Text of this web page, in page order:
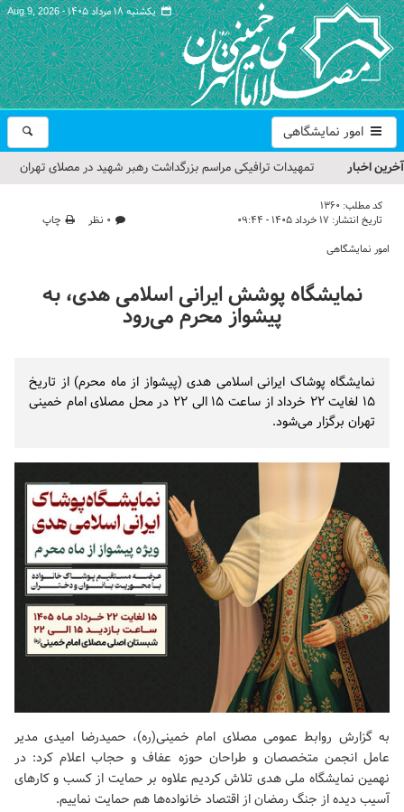
یکشنبه ۱۸ مرداد ۱۴۰۵ - Aug 9, 2026
امور نمایشگاهی
آخرین اخبار
تمهیدات ترافیکی مراسم بزرگداشت رهبر شهید در مصلای تهران
حجت‌الاسلام حاج علی‌اکبری؛ خطیب این هفته نماز جمعه تهران
معظم انقلاب
گزارش تصویری| مراسم نماز بر پیکر امام شهید انقلاب اسلامی ایران
کد مطلب: 1360
تاریخ انتشار: ۱۷ خرداد ۱۴۰۵ - ۰۹:۴۴ ۰ نظر
چاپ
امور نمایشگاهی
نمایشگاه پوشش ایرانی اسلامی هدی، به
پیشواز محرم می‌رود
نمایشگاه پوشاک ایرانی اسلامی هدی (پیشواز از ماه محرم) از تاریخ
۱۵ لغایت ۲۲ خرداد از ساعت ۱۵ الی ۲۲ در محل مصلای امام خمینی
تهران برگزار می‌شود.
به گزارش روابط عمومی مصلای امام خمینی(ره)، حمیدرضا امیدی مدیر
عامل انجمن متخصصان و طراحان حوزه عفاف و حجاب اعلام کرد: در
نهمین نمایشگاه ملی هدی تلاش کردیم علاوه بر حمایت از کسب و کارهای
آسیب دیده از جنگ رمضان از اقتصاد خانواده‌ها هم حمایت نماییم.